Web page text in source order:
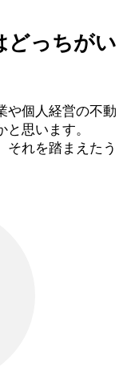
どっちがい
や個人経営の不動
思います。
それを踏まえたう